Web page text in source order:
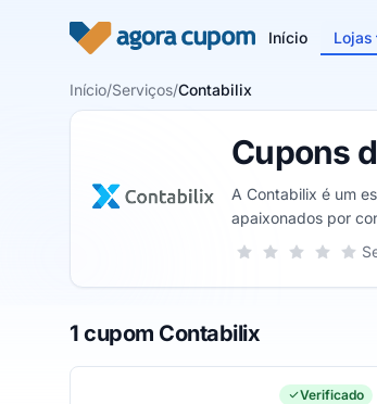
Início Lojas
Início/Serviços/Contabilix
Cupons
A Contabilix é um
apaixonados por
automação maior
Sua nota para
5
4
3 estrelas
2 estrelas
1 estrela
1 cupom Contabilix
Verificado